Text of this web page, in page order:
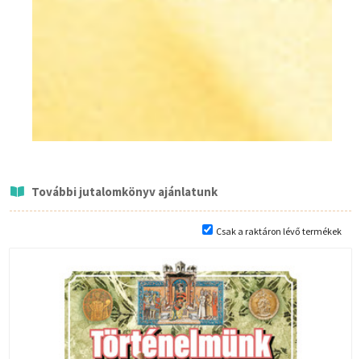
További jutalomkönyv ajánlatunk
Csak a raktáron lévő termékek